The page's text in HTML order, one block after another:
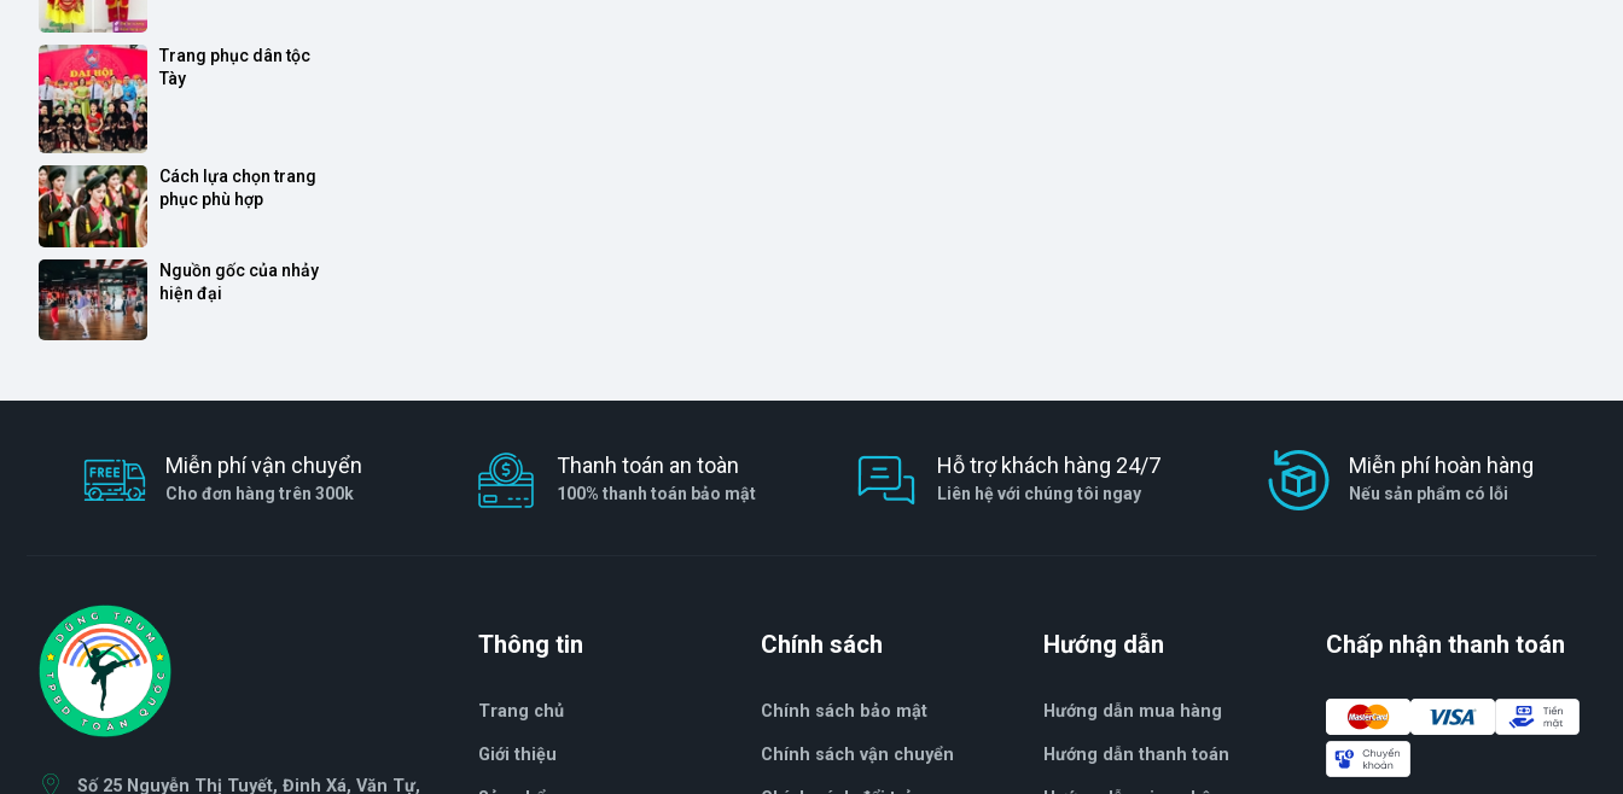
Trang phục dân tộc
Tày
Cách lựa chọn trang
phục phù hợp
Nguồn gốc của nhảy
hiện đại
Miễn phí vận chuyển
Cho đơn hàng trên 300k
Thanh toán an toàn
100% thanh toán bảo mật
Hỗ trợ khách hàng 24/7
Liên hệ với chúng tôi ngay
Miễn phí hoàn hàng
Nếu sản phẩm có lỗi
Số 25 Nguyễn Thị Tuyết, Đinh Xá, Văn Tự,
Thông tin
Trang chủ
Giới thiệu
Chính sách
Chính sách bảo mật
Chính sách vận chuyển
Hướng dẫn
Hướng dẫn mua hàng
Hướng dẫn thanh toán
Chấp nhận thanh toán